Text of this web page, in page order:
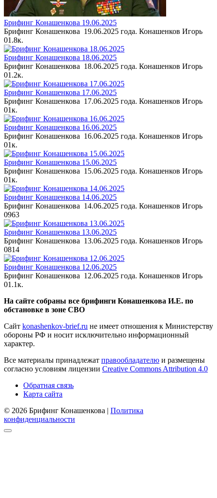
Брифинг Конашенкова 19.06.2025
Брифинг Конашенкова 19.06.2025 года. Конашенков Игорь
01.8к.
Брифинг Конашенкова 18.06.2025
Брифинг Конашенкова 18.06.2025 года. Конашенков Игорь
01.2к.
Брифинг Конашенкова 17.06.2025
Брифинг Конашенкова 17.06.2025 года. Конашенков Игорь
01к.
Брифинг Конашенкова 16.06.2025
Брифинг Конашенкова 16.06.2025 года. Конашенков Игорь
01к.
Брифинг Конашенкова 15.06.2025
Брифинг Конашенкова 15.06.2025 года. Конашенков Игорь
01к.
Брифинг Конашенкова 14.06.2025
Брифинг Конашенкова 14.06.2025 года. Конашенков Игорь
0963
Брифинг Конашенкова 13.06.2025
Брифинг Конашенкова 13.06.2025 года. Конашенков Игорь
0814
Брифинг Конашенкова 12.06.2025
Брифинг Конашенкова 12.06.2025 года. Конашенков Игорь
01.1к.
На сайте собраны все брифинги Конашенкова И.Е. по
обстановке в зоне СВО
Сайт konashenkov-brief.ru не имеет отношения к Министерству
обороны РФ и носит исключительно информационный
характер.
Все материалы принадлежат правообладателю и размещены
согласно условиям лицензии Creative Commons Attribution 4.0
Обратная связь
Карта сайта
© 2026 Брифинг Конашенкова | Политика
конфиденциальности